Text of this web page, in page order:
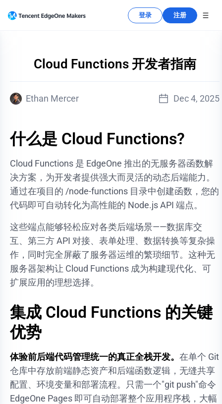
登录 注册
Cloud Functions 开发者指南
Ethan Mercer Dec 4, 2025
什么是 Cloud Functions?
Cloud Functions 是 EdgeOne 推出的无服务器函数解
决方案，为开发者提供强大而灵活的动态后端能力。
通过在项目的 /node-functions 目录中创建函数，您的
代码即可自动转化为高性能的 Node.js API 端点。
这些端点能够轻松应对各类后端场景——数据库交
互、第三方 API 对接、表单处理、数据转换等复杂操
作，同时完全屏蔽了服务器运维的繁琐细节。这种无
服务器架构让 Cloud Functions 成为构建现代化、可
扩展应用的理想选择。
集成 Cloud Functions 的关键
优势
体验前后端代码管理统一的真正全栈开发。 在单个 Git
仓库中存放前端静态资产和后端函数逻辑，无缝共享
配置、环境变量和部署流程。只需一个"git push"命令
EdgeOne Pages 即可自动部署整个应用程序栈，大幅